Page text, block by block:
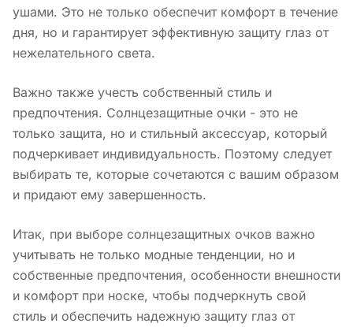
ушами. Это не только обеспечит комфорт в течение
дня, но и гарантирует эффективную защиту глаз от
нежелательного света.
Важно также учесть собственный стиль и
предпочтения. Солнцезащитные очки - это не
только защита, но и стильный аксессуар, который
подчеркивает индивидуальность. Поэтому следует
выбирать те, которые сочетаются с вашим образом
и придают ему завершенность.
Итак, при выборе солнцезащитных очков важно
учитывать не только модные тенденции, но и
собственные предпочтения, особенности внешности
и комфорт при носке, чтобы подчеркнуть свой
стиль и обеспечить надежную защиту глаз от